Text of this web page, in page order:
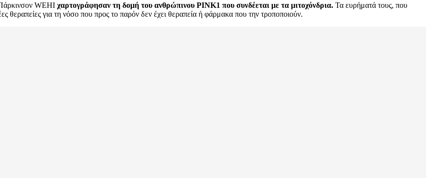
WEHI χαρτογράφησαν τη δομή του ανθρώπινου PINK1 που συνδέεται με τα μιτοχόνδρια. Τα ευρήματά τους, που
θεραπείες για τη νόσο που προς το παρόν δεν έχει θεραπεία ή φάρμακα που την τροποποιούν.